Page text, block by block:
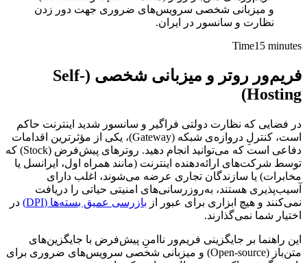
و میزبانی شخصی سرویس‌های ضروری جهت دور زدن
نظارت و سانسور در ایران.
Time15 minutes
فریم‌ور روتر و میزبانی شخصی (Self-
Hosting)
در فضایی که نظارت دولتی فراگیر و سانسور شدید اینترنت حاکم
است، کنترلِ دروازه‌ی شبکه (Gateway)، یکی از مؤثرترین اقدامات
دفاعی است که می‌توانید انجام دهید. روترهای پیش‌فرض (Stock) که
توسط شرکت‌های ارائه‌دهنده اینترنت (مانند همراه اول، ایرانسل یا
مخابرات) یا سازندگان تجاری عرضه می‌شوند، اغلب دارای
آسیب‌پذیری هستند، به‌روزرسانی‌های امنیتی حیاتی را دریافت
نمی‌کنند و هیچ ابزاری برای عبور از بازرسی عمیق بسته‌ها (DPI)
در
اختیار شما نمی‌گذارند.
این راهنما بر جایگزینی فریم‌ور ناامنِ پیش‌فرض با جایگزین‌های
متن‌باز (Open-source) و میزبانی شخصی سرویس‌های ضروری برای